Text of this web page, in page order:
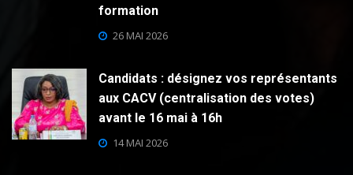
formation
26 MAI 2026
Candidats : désignez vos représentants
aux CACV (centralisation des votes)
avant le 16 mai à 16h
14 MAI 2026